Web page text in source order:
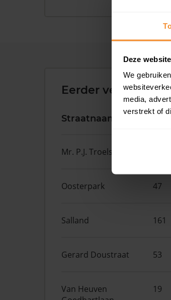
Deze
We
media,
verstrekt of
Eerder verkochte
Straatnaam
Mr. P.J. Troelstralaan
Oosterpark 47
Salland 161
Gerard Doustraat 53
Van Heuven
19